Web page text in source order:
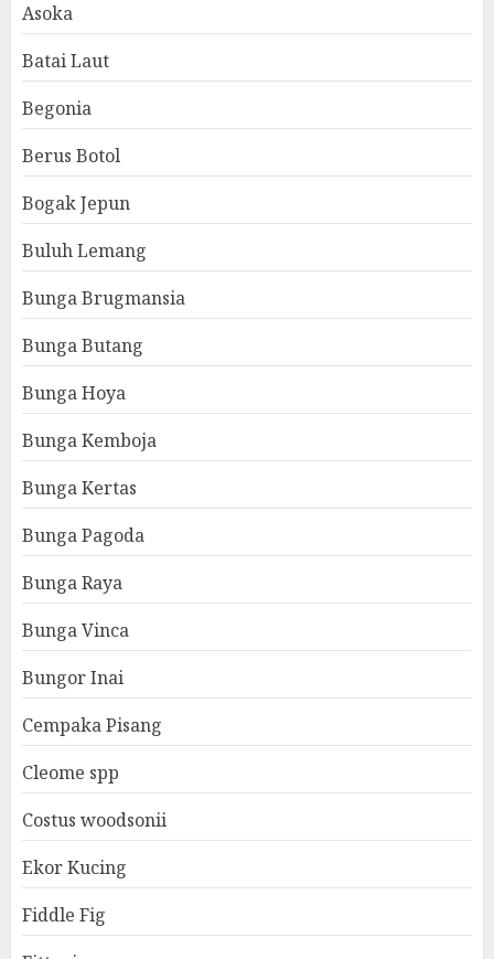
Asoka
Batai Laut
Begonia
Berus Botol
Bogak Jepun
Buluh Lemang
Bunga Brugmansia
Bunga Butang
Bunga Hoya
Bunga Kemboja
Bunga Kertas
Bunga Pagoda
Bunga Raya
Bunga Vinca
Bungor Inai
Cempaka Pisang
Cleome spp
Costus woodsonii
Ekor Kucing
Fiddle Fig